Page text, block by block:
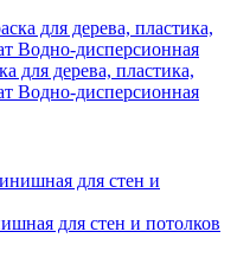
для дерева, пластика,
Водно-дисперсионная
для стен и потолков